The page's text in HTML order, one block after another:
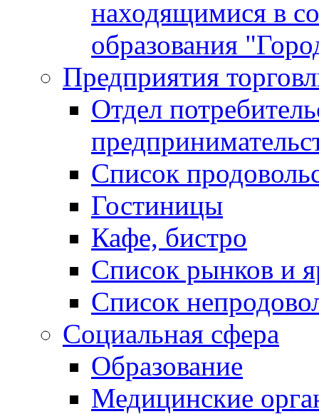
находящимися в
образования
Предприятия
Отдел
Список
Гостиницы
Кафе, бистро
Cписок рынков и
Список
Социальная сфера
Образование
Медицинские